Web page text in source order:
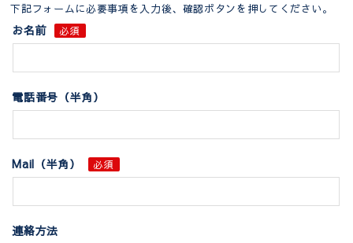
下記フォームに必要事項を入力後、確認ボタンを押してください。
お名前 必須
電話番号（半角）
Mail（半角） 必須
連絡方法